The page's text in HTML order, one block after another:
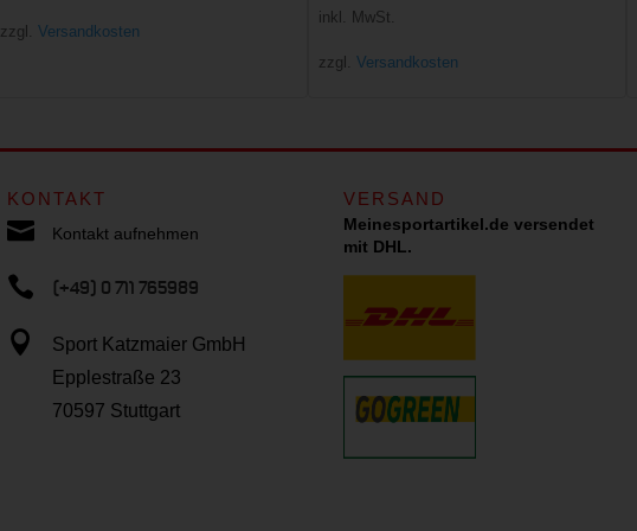
zzgl.Versandkosten
inkl. MwSt.
zzgl. Versandkosten
KONTAKT
 Kontakt aufnehmen
 (+49) 0 711 765989

Sport Katzmaier GmbH
Epplestraße 23
70597 Stuttgart
VERSAND
Meinesportartikel.de versendet
mit DHL.